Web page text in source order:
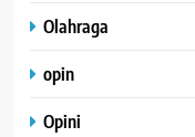
Olahraga
opin
Opini